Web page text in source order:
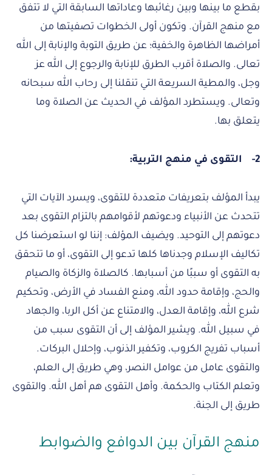
بقطع ما بينها وبين رغائبها وعاداتها السابقة التي لا تتفق
مع منهج القرآن. وتكون أولى الخطوات تصفيتها من
أمراضها الظاهرة والخفية؛ عن طريق التوبة والإنابة إلى الله
تعالى. والصلاة أقرب الطرق للإنابة والرجوع إلى الله عز
وجل، والمطية السريعة التي تنقلنا إلى رحاب الله سبحانه
وتعالى. ويستطرد المؤلف في الحديث عن الصلاة وما
يتعلق بها.
2- التقوى في منهج التربية:
يبدأ المؤلف بتعريفات متعددة للتقوى، ويسرد الآيات التي
تتحدث عن الأنبياء ودعوتهم لأقوامهم بالتزام التقوى بعد
دعوتهم إلى التوحيد. ويضيف المؤلف: إننا لو استعرضنا كل
تكاليف الإسلام وجدناها كلها تدعو إلى التقوى، أو ما تتحقق
به التقوى أو سببًا من أسبابها. كالصلاة والزكاة والصيام
والحج، وإقامة حدود الله، ومنع الفساد في الأرض، وتحكيم
شرع الله، وإقامة العدل، والامتناع عن أكل الربا، والجهاد
في سبيل الله. ويشير المؤلف إلى أن التقوى سبب من
أسباب تفريج الكروب، وتكفير الذنوب، وإحلال البركات.
والتقوى عامل من عوامل النصر، وهي طريق إلى العلم،
وتعلم الكتاب والحكمة. وأهل التقوى هم أهل الله. والتقوى
طريق إلى الجنة.
منهج القرآن بين الدوافع والضوابط